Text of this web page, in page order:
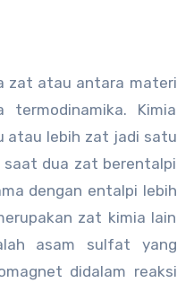
zat atau antara materi
Kimia
atau lebih zat jadi satu
saat dua zat berentalpi
dengan entalpi lebih
zat kimia lain
asam sulfat yang
didalam reaksi